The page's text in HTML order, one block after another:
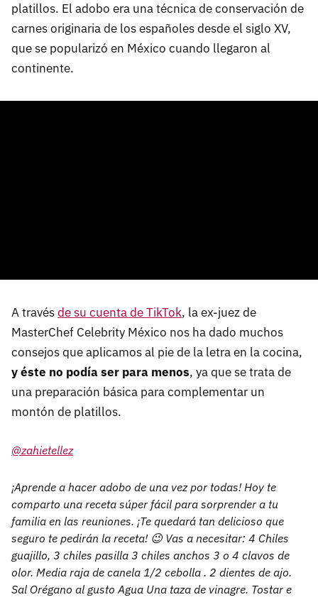
platillos. El adobo era una técnica de conservación de
carnes originaria de los españoles desde el siglo XV,
que se popularizó en México cuando llegaron al
continente.
A travésde su cuenta de TikTok, la ex-juez de
MasterChef Celebrity México nos ha dado muchos
consejos que aplicamos al pie de la letra en la cocina,
y éste no podía ser para menos, ya que se trata de
una preparación básica para complementar un
montón de platillos.
@zahietellez
¡Aprende a hacer adobo de una vez por todas! Hoy te
comparto una receta súper fácil para sorprender a tu
familia en las reuniones. ¡Te quedará tan delicioso que
seguro te pedirán la receta! 😉 Vas a necesitar: 4 Chiles
guajillo, 3 chiles pasilla 3 chiles anchos 3 o 4 clavos de
olor. Media raja de canela 1/2 cebolla . 2 dientes de ajo.
Sal Orégano al gusto Agua Una taza de vinagre. Tostar e